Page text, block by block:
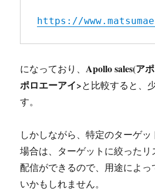
https://
になっており、Apollo sales(ア
ポロエーアイ>と比較すると、
す。
しかしながら、特定のターゲ
場合は、ターゲットに絞った
配信ができるので、用途によっ
いかもしれません。